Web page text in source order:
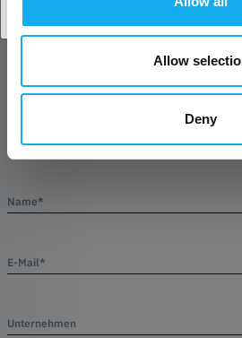
Allow
Deny
Artikel
Name*
E-Mail*
Unternehmen